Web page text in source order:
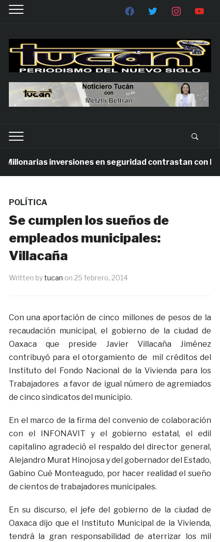
inversiones en seguridad contrastan con la
POLÍTICA
Se cumplen los sueños de
empleados municipales:
Villacaña
Written bytucan on 25 febrero, 2014
Con una aportación de cinco millones de pesos de la
recaudación municipal, el gobierno de la ciudad de
Oaxaca que preside Javier Villacaña Jiménez
contribuyó para el otorgamiento de mil créditos del
Instituto del Fondo Nacional de la Vivienda para los
Trabajadores a favor de igual número de agremiados
de cinco sindicatos del municipio.
En el marco de la firma del convenio de colaboración
con el INFONAVIT y el gobierno estatal, el edil
capitalino agradeció el respaldo del director general,
Alejandro Murat Hinojosa y del gobernador del Estado,
Gabino Cué Monteagudo, por hacer realidad el sueño
de cientos de trabajadores municipales.
En su discurso, el jefe del gobierno de la ciudad de
Oaxaca dijo que el Instituto Municipal de la Vivienda,
tendrá la gran responsabilidad de aterrizar los mil